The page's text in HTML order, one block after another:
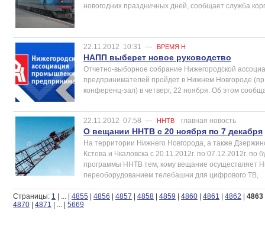
новогодних праздничных дней, сообщает служба
22.11.2012 10:31 — ВРЕМЯ Н
НАПП выберет новое руководство
Отчетно-выборное собрание Нижегородской
предпринимателей пройдет в Нижнем Новгороде
конференц-зал) в четверг, 22 ноября. Об этом
22.11.2012 07:58 — ННТВ главная новость
О вещании ННТВ с 20 ноября по 7 декабря
На территории Нижнего Новгорода, а также
Кстова и Чкаловска с 20.11.2012г. по 07.12.2012г.
программы ННТВ тем, кому вещание осуществляет
переоборудованием телебашни для цифрового ТВ,
Страницы: 1 | | 4855 | 4856 | 4857 | 4858 | 4859 | 4860 | 4861 | 4862 | 4863
4870 | 4871 | | 5669